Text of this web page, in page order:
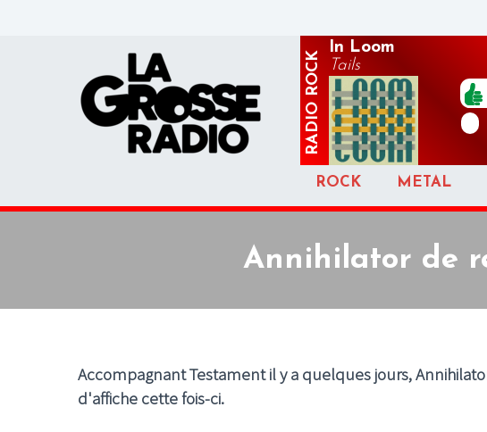
RADIO
ROCK
In Loom
Tails
ROCK METAL
Annihilator de
Accompagnant Testament il y a quelques jours,
d'affiche cette fois-ci.